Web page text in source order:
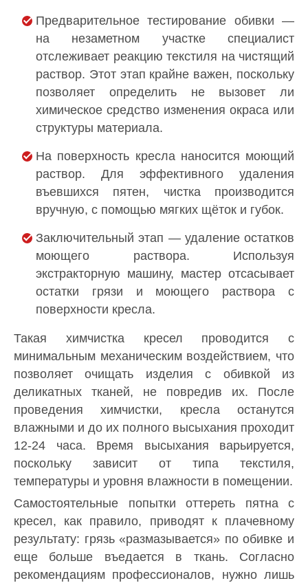
Предварительное тестирование обивки —
на незаметном участке специалист
отслеживает реакцию текстиля на чистящий
раствор. Этот этап крайне важен, поскольку
позволяет определить не вызовет ли
химическое средство изменения окраса или
структуры материала.
На поверхность кресла наносится моющий
раствор. Для эффективного удаления
въевшихся пятен, чистка производится
вручную, с помощью мягких щёток и губок.
Заключительный этап — удаление остатков
моющего раствора. Используя
экстракторную машину, мастер отсасывает
остатки грязи и моющего раствора с
поверхности кресла.
Такая химчистка кресел проводится с
минимальным механическим воздействием, что
позволяет очищать изделия с обивкой из
деликатных тканей, не повредив их. После
проведения химчистки, кресла останутся
влажными и до их полного высыхания проходит
12-24 часа. Время высыхания варьируется,
поскольку зависит от типа текстиля,
температуры и уровня влажности в помещении.
Самостоятельные попытки оттереть пятна с
кресел, как правило, приводят к плачевному
результату: грязь «размазывается» по обивке и
еще больше въедается в ткань. Согласно
рекомендациям профессионалов, нужно лишь